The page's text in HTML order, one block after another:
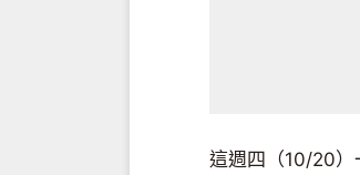
這週四（10/20